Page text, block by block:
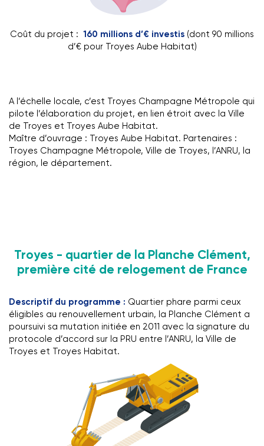
Coût du projet : 160 millions d’€ investis (dont 90 millions
d’€ pour Troyes Aube Habitat)
A l’échelle locale, c’est Troyes Champagne Métropole qui
pilote l’élaboration du projet, en lien étroit avec la Ville
de Troyes et Troyes Aube Habitat.
Maître d’ouvrage : Troyes Aube Habitat. Partenaires :
Troyes Champagne Métropole, Ville de Troyes, l’ANRU, la
région, le département.
Troyes - quartier de la Planche Clément,
première cité de relogement de France
Descriptif du programme : Quartier phare parmi ceux
éligibles au renouvellement urbain, la Planche Clément a
poursuivi sa mutation initiée en 2011 avec la signature du
protocole d’accord sur la PRU entre l’ANRU, la Ville de
Troyes et Troyes Habitat.